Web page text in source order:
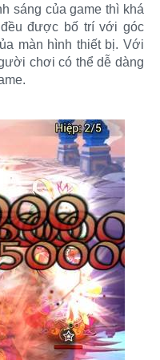
sáng của game thì khá
được bố trí với góc
màn hình thiết bị. Với
chơi có thể dễ dàng